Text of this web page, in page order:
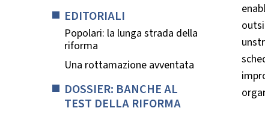
EDITORIALI
Popolari: la lunga strada della
riforma
Una rottamazione avventata
DOSSIER: BANCHE AL
TEST DELLA RIFORMA